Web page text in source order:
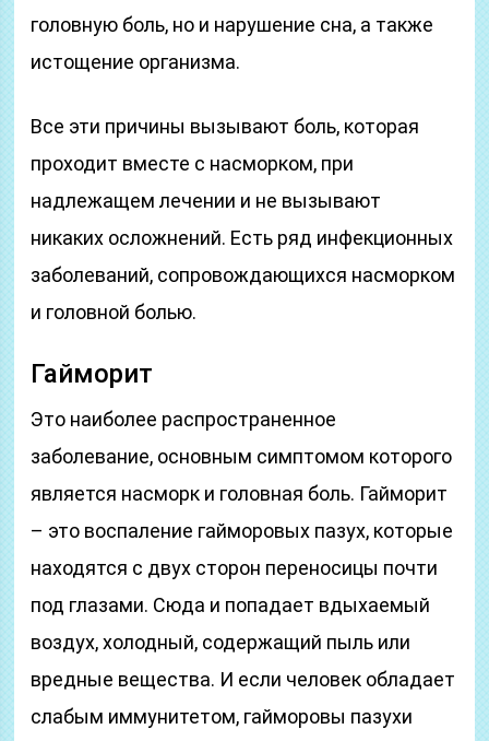
головную боль, но и нарушение сна, а также
истощение организма.
Все эти причины вызывают боль, которая
проходит вместе с насморком, при
надлежащем лечении и не вызывают
никаких осложнений. Есть ряд инфекционных
заболеваний, сопровождающихся насморком
и головной болью.
Гайморит
Это наиболее распространенное
заболевание, основным симптомом которого
является насморк и головная боль. Гайморит
– это воспаление гайморовых пазух, которые
находятся с двух сторон переносицы почти
под глазами. Сюда и попадает вдыхаемый
воздух, холодный, содержащий пыль или
вредные вещества. И если человек обладает
слабым иммунитетом, гайморовы пазухи